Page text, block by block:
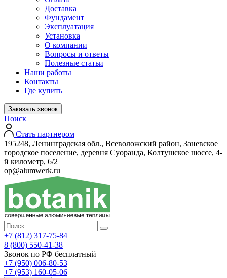
Доставка
Фундамент
Эксплуатация
Установка
О компании
Вопросы и ответы
Полезные статьи
Наши работы
Контакты
Где купить
Заказать звонок
Поиск
Стать партнером
195248, Ленинградская обл., Всеволожский район, Заневское
городское поселение, деревня Суоранда, Колтушское шоссе, 4-
й километр, 6/2
op@alumwerk.ru
+7 (812) 317-75-84
8 (800) 550-41-38
Звонок по РФ бесплатный
+7 (950) 006-80-53
+7 (953) 160-05-06